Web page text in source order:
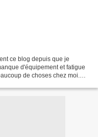
ce blog depuis que je
d'équipement et fatigue
de choses chez moi.